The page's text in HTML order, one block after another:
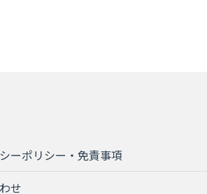
ーポリシー・免責事項
せ